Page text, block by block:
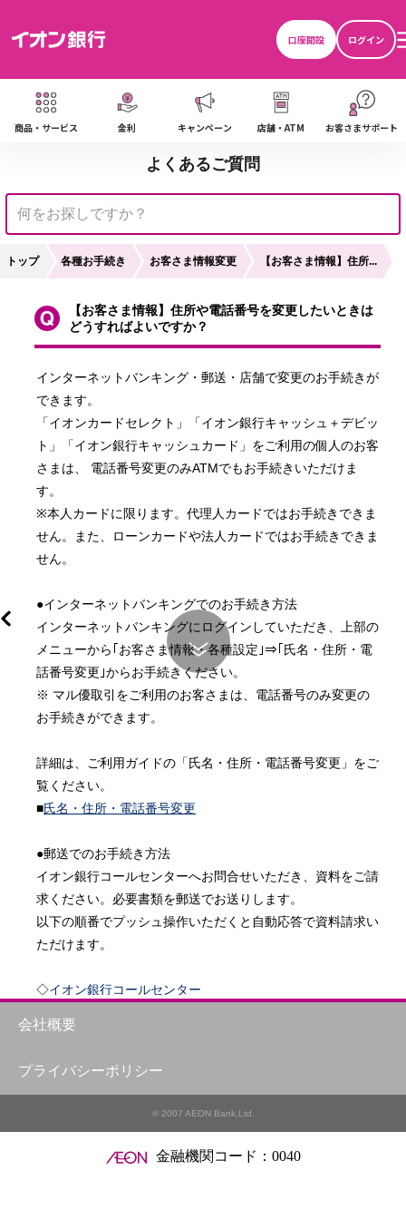
口座開設
ログイン
商品・サービス 金利 キャンペーン 店舗・ATM お客さまサポート
よくあるご質問
トップ 各種お手続き お客さま情報変更 【お客さま情報】住所...
【お客さま情報】住所や電話番号を変更したいときは
どうすればよいですか？
インターネットバンキング・郵送・店舗で変更のお手続きが
できます。
「イオンカードセレクト」「イオン銀行キャッシュ＋デビッ
ト」「イオン銀行キャッシュカード」をご利用の個人のお客
さまは、 電話番号変更のみATMでもお手続きいただけま
す。
※本人カードに限ります。代理人カードではお手続きできま
せん。また、ローンカードや法人カードではお手続きできま
せん。
●インターネットバンキングでのお手続き方法
インターネットバンキングにログインしていただき、上部の
メニューから｢お客さま情報・各種設定｣⇒｢氏名・住所・電
話番号変更｣からお手続きください。
※ マル優取引をご利用のお客さまは、電話番号のみ変更の
お手続きができます。
詳細は、ご利用ガイドの「氏名・住所・電話番号変更」をご
覧ください。
■氏名・住所・電話番号変更
●郵送でのお手続き方法
イオン銀行コールセンターへお問合せいただき、資料をご請
求ください。必要書類を郵送でお送りします。
以下の順番でプッシュ操作いただくと自動応答で資料請求い
ただけます。
◇イオン銀行コールセンター
3 → 2 → 5 → 1
※ご登録住所へのご送付となります。
会社概要
プライバシーポリシー
© 2007 AEON Bank,Ltd.
金融機関コード：0040